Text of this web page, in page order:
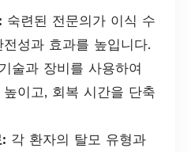
숙련된 전문의가 이식 수
성과 효과를 높입니다.
술과 장비를 사용하여
이고, 회복 시간을 단축
각 환자의 탈모 유형과